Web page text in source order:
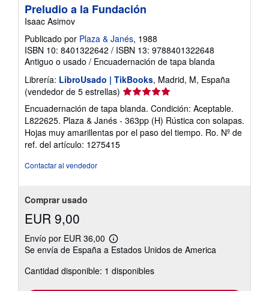
Preludio a la Fundación
Isaac Asimov
Publicado por Plaza & Janés, 1988
ISBN 10: 8401322642 / ISBN 13: 9788401322648
Antiguo o usado / Encuadernación de tapa blanda
Librería: LibroUsado | TikBooks, Madrid, M, España
(vendedor de 5 estrellas) Calificación
del
vendedor:
5
de
Encuadernación de tapa blanda. Condición: Aceptable.
L822625. Plaza & Janés - 363pp (H) Rústica con solapas.
Hojas muy amarillentas por el paso del tiempo. Ro. Nº de
ref. del artículo: 1275415
Contactar al vendedor
Comprar usado
EUR 9,00
Envío por EUR 36,00
Más
información
las
tarifas
Se envía de España a Estados Unidos de America
Cantidad disponible: 1 disponibles